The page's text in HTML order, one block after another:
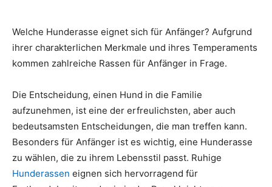
Welche Hunderasse eignet sich für Anfänger? Aufgrund
ihrer charakterlichen Merkmale und ihres Temperaments
kommen zahlreiche Rassen für Anfänger in Frage.
Die Entscheidung, einen Hund in die Familie
aufzunehmen, ist eine der erfreulichsten, aber auch
bedeutsamsten Entscheidungen, die man treffen kann.
Besonders für Anfänger ist es wichtig, eine Hunderasse
zu wählen, die zu ihrem Lebensstil passt. Ruhige
Hunderassen eignen sich hervorragend für